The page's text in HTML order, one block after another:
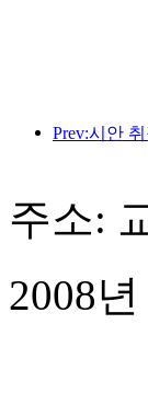
주소:
2008